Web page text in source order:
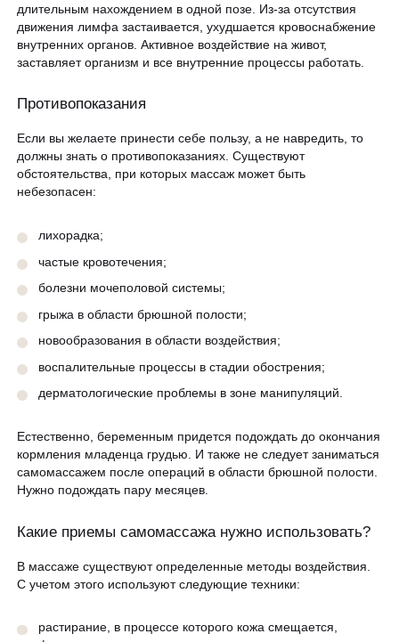
длительным нахождением в одной позе. Из-за отсутствия
движения лимфа застаивается, ухудшается кровоснабжение
внутренних органов. Активное воздействие на живот,
заставляет организм и все внутренние процессы работать.
Противопоказания
Если вы желаете принести себе пользу, а не навредить, то
должны знать о противопоказаниях. Существуют
обстоятельства, при которых массаж может быть
небезопасен:
лихорадка;
частые кровотечения;
болезни мочеполовой системы;
грыжа в области брюшной полости;
новообразования в области воздействия;
воспалительные процессы в стадии обострения;
дерматологические проблемы в зоне манипуляций.
Естественно, беременным придется подождать до окончания
кормления младенца грудью. И также не следует заниматься
самомассажем после операций в области брюшной полости.
Нужно подождать пару месяцев.
Какие приемы самомассажа нужно использовать?
В массаже существуют определенные методы воздействия.
С учетом этого используют следующие техники:
растирание, в процессе которого кожа смещается,